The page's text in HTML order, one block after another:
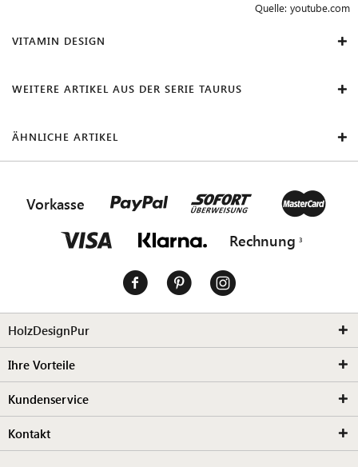
Quelle: youtube.com
VITAMIN DESIGN
WEITERE ARTIKEL AUS DER SERIE TAURUS
ÄHNLICHE ARTIKEL
Vorkasse
Rechnung
HolzDesignPur
Ihre Vorteile
Kundenservice
Kontakt